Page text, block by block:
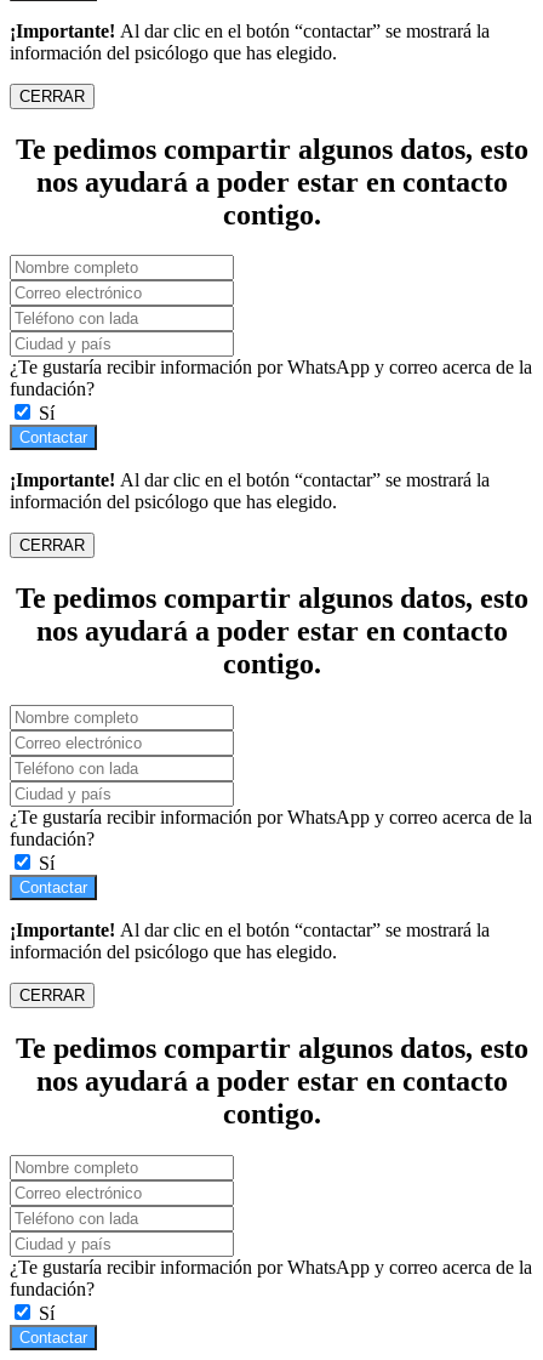
¡Importante! Al dar clic en el botón “contactar” se mostrará la
información del psicólogo que has elegido.
CERRAR
Te pedimos compartir algunos datos, esto
nos ayudará a poder estar en contacto
contigo.
¿Te gustaría recibir información por WhatsApp y correo acerca de la
fundación?
Sí
Contactar
¡Importante! Al dar clic en el botón “contactar” se mostrará la
información del psicólogo que has elegido.
CERRAR
Te pedimos compartir algunos datos, esto
nos ayudará a poder estar en contacto
contigo.
¿Te gustaría recibir información por WhatsApp y correo acerca de la
fundación?
Sí
Contactar
¡Importante! Al dar clic en el botón “contactar” se mostrará la
información del psicólogo que has elegido.
CERRAR
Te pedimos compartir algunos datos, esto
nos ayudará a poder estar en contacto
contigo.
¿Te gustaría recibir información por WhatsApp y correo acerca de la
fundación?
Sí
Contactar